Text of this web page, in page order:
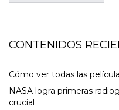
CONTENIDOS
Cómo ver todas las
NASA logra primeras
crucial